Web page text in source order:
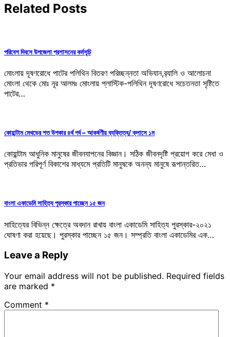
Related Posts
পরিবেশ দিবসে উপজেলা প্রশাসনের কর্মসূচি
মোংলায় দূষণরোধে পাটের পলিথিন বিতরণ পরিচ্ছন্নতা অভিযান,র‌্যালি ও আলোচনা
মোংলা থেকে মোঃ নূর আলমঃ মোংলায় প্লাস্টিক-পলিথিন দূষণরোধে সচেতনতা সৃষ্টিতে
পাটের…
কোয়ান্টাম মেথডের শত উপকার ৪র্থ পর্ব – আকর্ষণীয় ব্যক্তিত্ব/ ক্লাসে ১ম
কোয়ান্টাম আধুনিক মানুষের জীবনযাপনের বিজ্ঞান। সঠিক জীবনদৃষ্টি প্রয়োগ করে মেধা ও
প্রতিভার পরিপূর্ণ বিকাশের মাধ্যমে প্রতিটি মানুষকে অনন্য মানুষে রূপান্তরিত…
বাংলা একাডেমি সাহিত্য পুরস্কার পাচ্ছেন ১৫ জন
সাহিত্যের বিভিন্ন ক্ষেত্রে অবদান রাখায় বাংলা একাডেমি সাহিত্য পুরস্কার-২০২১
ঘোষণা করা হয়েছে। পুরস্কার পাচ্ছেন ১৫ জন। সম্প্রতি বাংলা একাডেমির এক…
Leave a Reply
Your email address will not be published. Required fields
are marked *
Comment *